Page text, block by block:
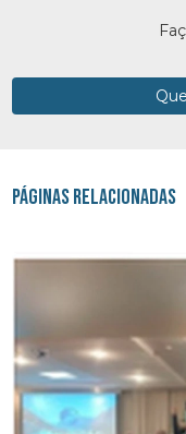
Páginas Relacionadas